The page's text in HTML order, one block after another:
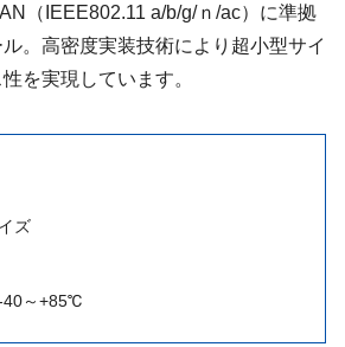
（IEEE802.11 a/b/g/ｎ/ac）に準拠
。高密度実装技術により超小型サイ
を実現しています。
ズ
40～+85℃